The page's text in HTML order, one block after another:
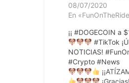
intentado! ¡Qué le
a #Cardano #ADA
una revolución en
comunicación
#Criptomonedas
¿Quieres conocer
08/07/2020
En
¡¡ #DOGECOIN a
#TikTok
NOTICIAS!
#Crypto #News
¡Gracias!